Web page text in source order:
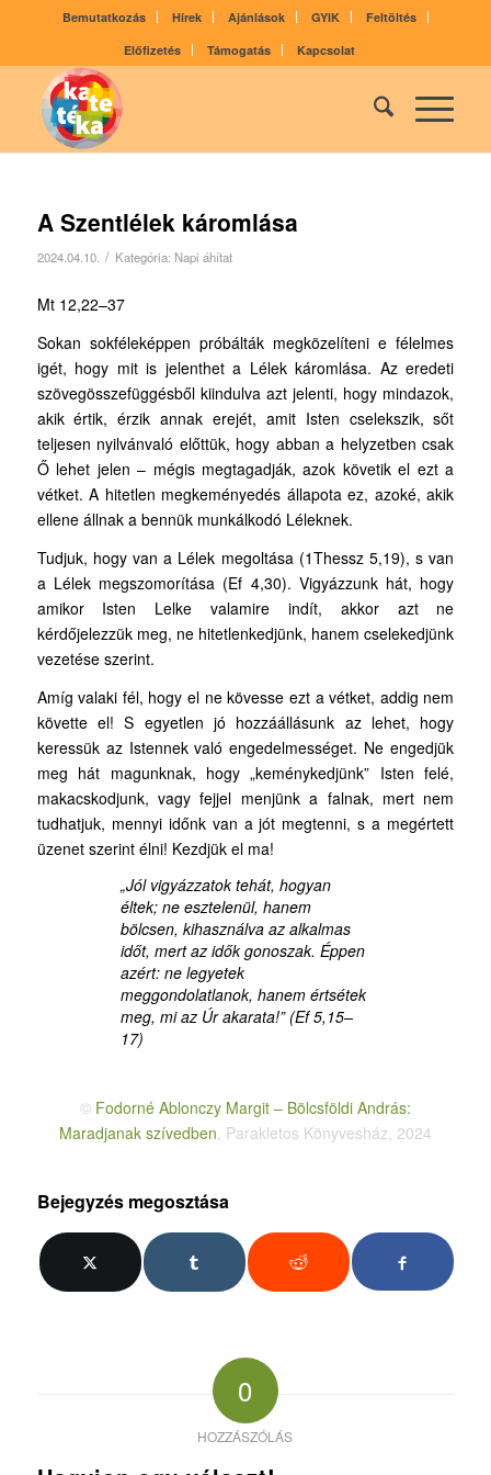
Bemutatkozás Hírek Ajánlások GYIK
Feltöltés
Előfizetés
Támogatás Kapcsolat
A Szentlélek káromlása
2024.04.10. / Kategória: Napi áhítat
Mt 12,22–37
Sokan sokféleképpen próbálták megközelíteni e félelmes
igét, hogy mit is jelenthet a Lélek káromlása. Az eredeti
szövegösszefüggésből kiindulva azt jelenti, hogy mindazok,
akik értik, érzik annak erejét, amit Isten cselekszik, sőt
teljesen nyilvánvaló előttük, hogy abban a helyzetben csak
Ő lehet jelen – mégis megtagadják, azok követik el ezt a
vétket. A hitetlen megkeményedés állapota ez, azoké, akik
ellene állnak a bennük munkálkodó Léleknek.
Tudjuk, hogy van a Lélek megoltása (1Thessz 5,19), s van
a Lélek megszomorítása (Ef 4,30). Vigyázzunk hát, hogy
amikor Isten Lelke valamire indít, akkor azt ne
kérdőjelezzük meg, ne hitetlenkedjünk, hanem cselekedjünk
vezetése szerint.
Amíg valaki fél, hogy el ne kövesse ezt a vétket, addig nem
követte el! S egyetlen jó hozzáállásunk az lehet, hogy
keressük az Istennek való engedelmességet. Ne engedjük
meg hát magunknak, hogy „keménykedjünk” Isten felé,
makacskodjunk, vagy fejjel menjünk a falnak, mert nem
tudhatjuk, mennyi időnk van a jót megtenni, s a megértett
üzenet szerint élni! Kezdjük el ma!
„Jól vigyázzatok tehát, hogyan
éltek; ne esztelenül, hanem
bölcsen, kihasználva az alkalmas
időt, mert az idők gonoszak. Éppen
azért: ne legyetek
meggondolatlanok, hanem értsétek
meg, mi az Úr akarata!” (Ef 5,15–
17)
© Fodorné Ablonczy Margit – Bölcsföldi András:
Maradjanak szívedben, Parakletos Könyvesház, 2024
Bejegyzés megosztása
0
HOZZÁSZÓLÁS